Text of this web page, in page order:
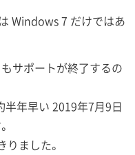
Windows 7 だけではあ
サポートが終了するの
半年早い 2019年7月9日
ました。